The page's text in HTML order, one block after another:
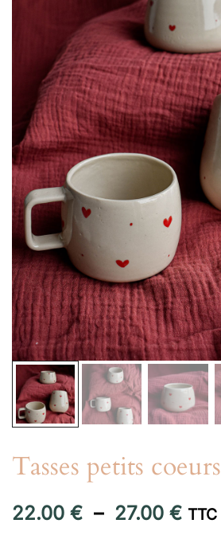
Tasses petits coeurs
22.00 € – 27.00 €Plage
TTC